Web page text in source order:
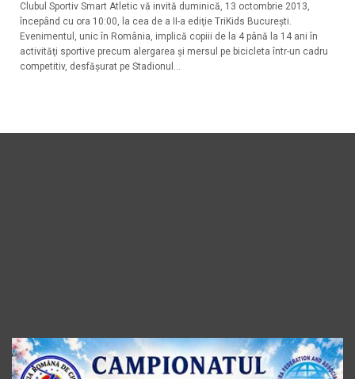
Clubul Sportiv Smart Atletic vă invită duminică, 13 octombrie 2013,
începând cu ora 10:00, la cea de a II-a ediţie TriKids Bucureşti.
Evenimentul, unic în România, implică copiii de la 4 până la 14 ani în
activităţi sportive precum alergarea şi mersul pe bicicleta într-un cadru
competitiv, desfăşurat pe Stadionul...